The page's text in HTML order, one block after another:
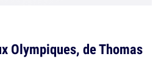
Olympiques, de Thomas